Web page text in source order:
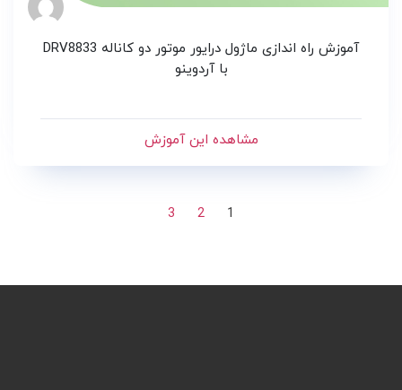
آموزش راه اندازی ماژول درایور موتور دو کاناله DRV8833
با آردوینو
مشاهده این آموزش
1
2
3